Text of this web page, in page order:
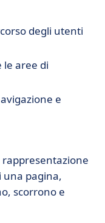
degli utenti
le aree di
e
una pagina,
scorrono e